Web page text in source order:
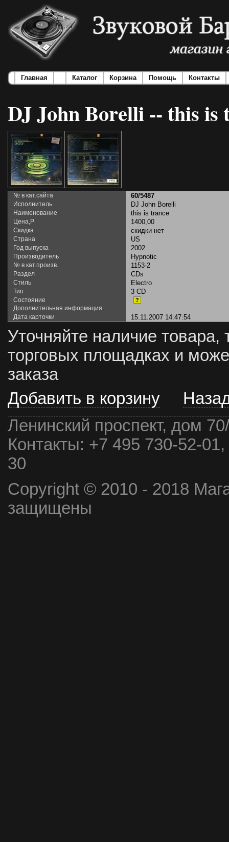
Главная Каталог Корзина Помощь Контакты
DJ John Borelli -- this is
№ в кат.сайта 60/5487
Исполнитель DJ John Borelli
Наименование this is trance
Цена,Р 1400,00
Скидка скидки нет
Страна US
Год выпуска 2002
Производитель Hypnotic
№ в кат.произв. 1153-2
Раздел CDs
Стиль Electro
Тип 3 CD
Состояние ?
Дополнительная информация
Дата карточки
15.11.2007 14:47:54
Уточняйте наличие товара,
торговых площадках и
заказа
Добавить в корзину
Ленинский проспект, дом
Контакты: +7 495 730-52-
30
Copyright © 2010 - 2018
защищены